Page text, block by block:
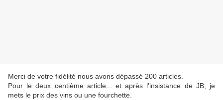
Merci de votre fidélité nous avons dépassé 200 articles.
Pour le deux centième article... et après l'insistance de JB, je
mets le prix des vins ou une fourchette.